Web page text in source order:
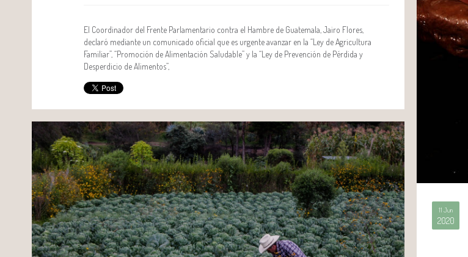
El Coordinador del Frente Parlamentario contra el Hambre de Guatemala, Jairo Flores,
declaró mediante un comunicado oficial que es urgente avanzar en la “Ley de Agricultura
Familiar”, “Promoción de Alimentación Saludable” y la “Ley de Prevención de Pérdida y
Desperdicio de Alimentos”,
11 Jun
2020